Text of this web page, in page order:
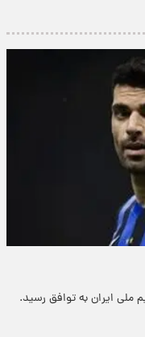
ملی ایران به توافق رسید.